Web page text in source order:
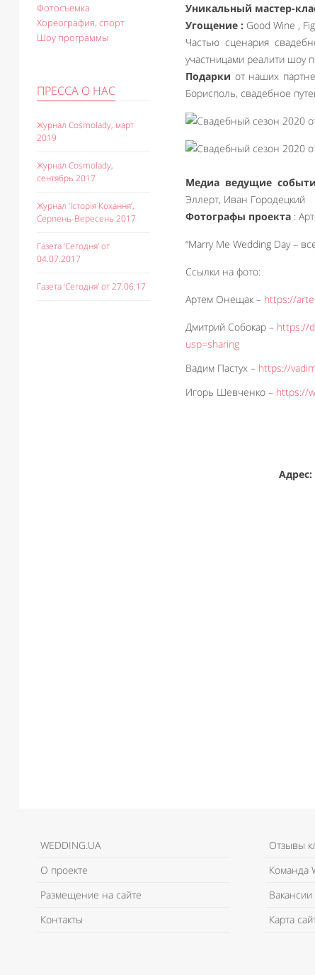
Фотосъемка
Хореография, спорт
Шоу программы
ПРЕССА О НАС
Журнал Cosmolady, март
2019
Журнал Cosmolady,
сентябрь 2017
Журнал ‘Історія Кохання’,
Серпень-Вересень 2017
Газета ‘Сегодня’ от
04.07.2017
Газета ‘Сегодня’ от 27.06.17
Уникальный мастер-
Угощение : Good Wine ,
Частью сценария
участницами реалити шоу
Подарки от наших
Борисполь, свадебное
Медиа ведущие
Эллерт, Иван Городецкий
Фотографы проекта :
“Marry Me Wedding Day –
Ссылки на фото:
Артем Онещак – https://
Дмитрий Собокар – https://
usp=sharing
Вадим Пастух – https://
Игорь Шевченко – https://
Адрес:
WEDDING.UA
О проекте
Размещение на сайте
Контакты
Отзывы
Команда
Карта